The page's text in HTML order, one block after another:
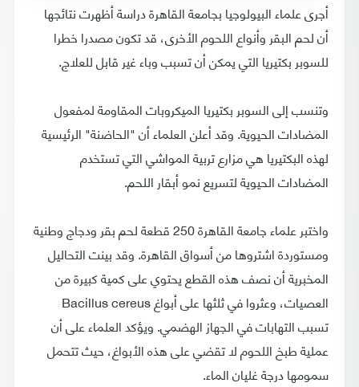
أجرى علماء البيولوجيا بجامعة القاهرة دراسة أظهرت نتائجها
أن لحم البقر وأنواع اللحوم الأخرى، قد تكون مصدرا خطرا
للسوبر بكتيريا التي يمكن أن تسبب وباء غير قابل للعلاج.
وتنسب إلى السوبر بكتيريا الميكروبات المقاومة لمفعول
المضادات الحيوية. وقد أعلن العلماء أن "الحاضنة" الرئيسية
لهذه البكتيريا هي مزارع تربية المواشي التي تستخدم
المضادات الحيوية لتسريع نمو أبقار اللحم.
واختبر علماء جامعة القاهرة 250 قطعة لحم بقر ودجاج وطنية
ومستوردة اشتروها من أسواق القاهرة. وقد بينت التحاليل
المخبرية أن نصف هذه القطع يحتوي على كمية كبيرة من
العصيات، وعثروا في ثلثها على أبواغ Bacillus cereus
تسبب التهابات في الجهاز الهضمي. ويؤكد العلماء على أن
عملية طبخ اللحوم لا تقضي على هذه الأبواغ، حيث تتحمل
سمومها درجة غليان الماء.